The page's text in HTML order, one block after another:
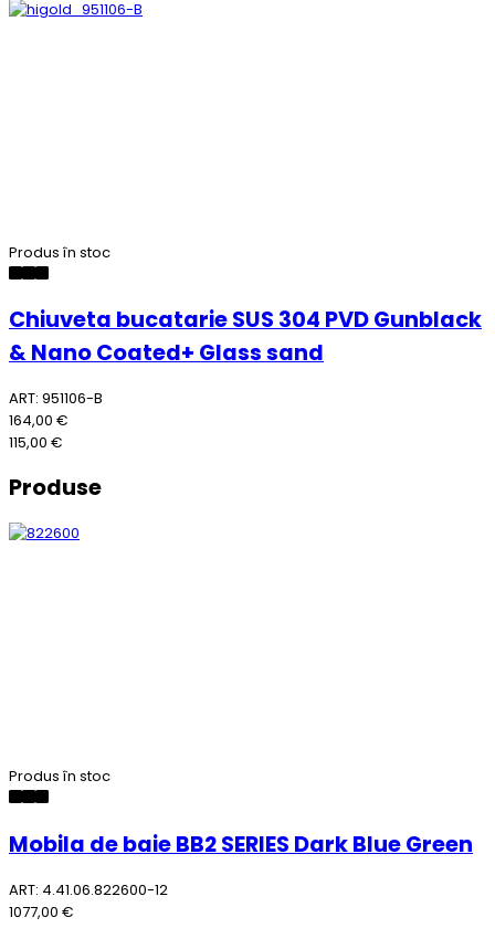
Produs în stoc
Chiuveta bucatarie SUS 304 PVD Gunblack
& Nano Coated+ Glass sand
ART: 951106-B
164,00 €
115,00 €
Produse
Produs în stoc
Mobila de baie BB2 SERIES Dark Blue Green
ART: 4.41.06.822600-12
1077,00 €